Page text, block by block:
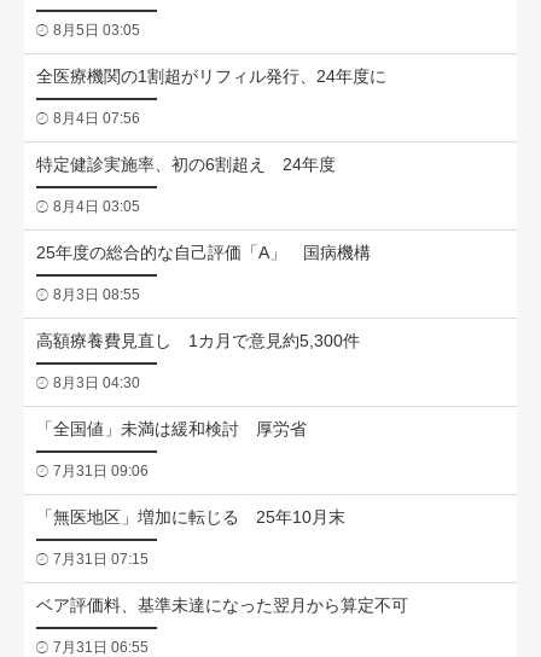
8月5日 03:05
全医療機関の1割超がリフィル発行、24年度に
8月4日 07:56
特定健診実施率、初の6割超え 24年度
8月4日 03:05
25年度の総合的な自己評価「A」 国病機構
8月3日 08:55
高額療養費見直し 1カ月で意見約5,300件
8月3日 04:30
「全国値」未満は緩和検討 厚労省
7月31日 09:06
「無医地区」増加に転じる 25年10月末
7月31日 07:15
ベア評価料、基準未達になった翌月から算定不可
7月31日 06:55